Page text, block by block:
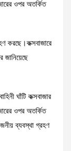
ওপর অতর্কিত
করছে।কক্সবাজারে
জানিয়েছে
ঘাঁটি কক্সবাজার
ওপর অতর্কিত
ব্যবস্থা গ্রহণ